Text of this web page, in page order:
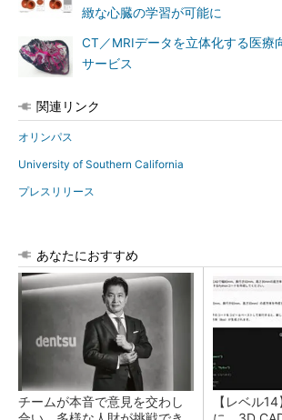
緻な心臓の学習が可能に
CT／MRIデータを立体化する医療
サービス
関連リンク
オリンパス
University of Southern California
プレスリリース
あなたにおすすめ
チームが本音で意見を交わし
【レベル